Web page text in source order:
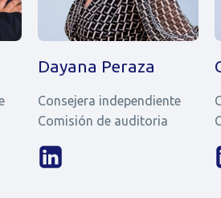
Dayana Peraza
Consejera independiente
Comisión de auditoria